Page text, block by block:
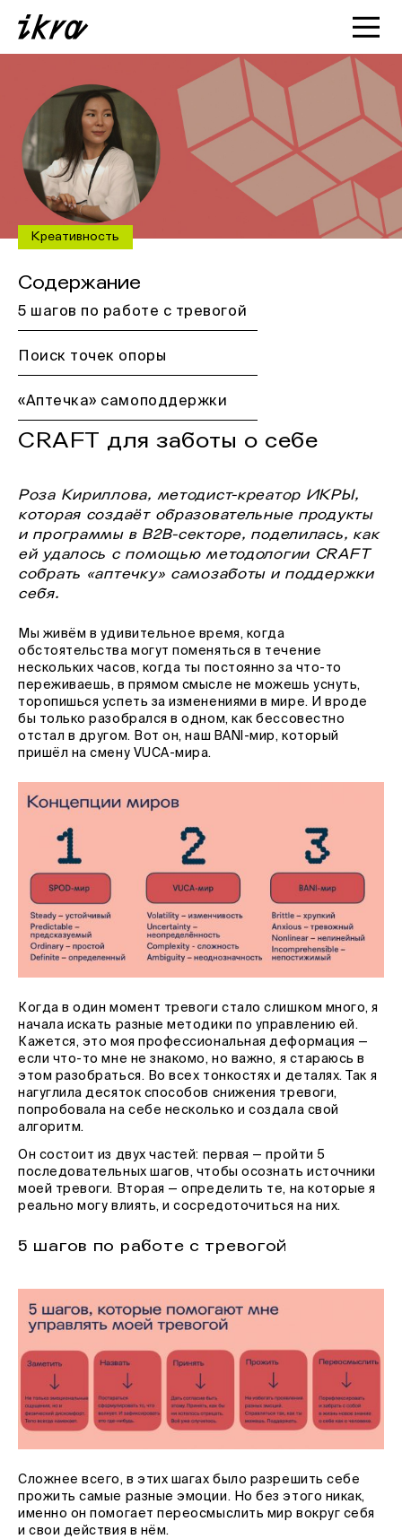
Познакомиться с ИКРОЙ
Статьи
Кейсы
О нас
Креативность
Содержание
5 шагов по работе с тревогой
Поиск точек опоры
«Аптечка» самоподдержки
CRAFT для заботы о себе
Роза Кириллова, методист-креатор ИКРЫ,
которая создаёт образовательные продукты
и программы в В2В-секторе, поделилась, как
ей удалось с помощью методологии CRAFT
собрать «аптечку» самозаботы и поддержки
себя.
Мы живём в удивительное время, когда
обстоятельства могут поменяться в течение
нескольких часов, когда ты постоянно за что-то
переживаешь, в прямом смысле не можешь уснуть,
торопишься успеть за изменениями в мире. И вроде
бы только разобрался в одном, как бессовестно
отстал в другом. Вот он, наш BANI-мир, который
пришёл на смену VUCA-мира.
Когда в один момент тревоги стало слишком много, я
начала искать разные методики по управлению ей.
Кажется, это моя профессиональная деформация —
если что-то мне не знакомо, но важно, я стараюсь в
этом разобраться. Во всех тонкостях и деталях. Так я
нагуглила десяток способов снижения тревоги,
попробовала на себе несколько и создала свой
алгоритм.
Он состоит из двух частей: первая — пройти 5
последовательных шагов, чтобы осознать источники
моей тревоги. Вторая — определить те, на которые я
реально могу влиять, и сосредоточиться на них.
5 шагов по работе с тревогой
Сложнее всего, в этих шагах было разрешить себе
прожить самые разные эмоции. Но без этого никак,
именно он помогает переосмыслить мир вокруг себя
и свои действия в нём.